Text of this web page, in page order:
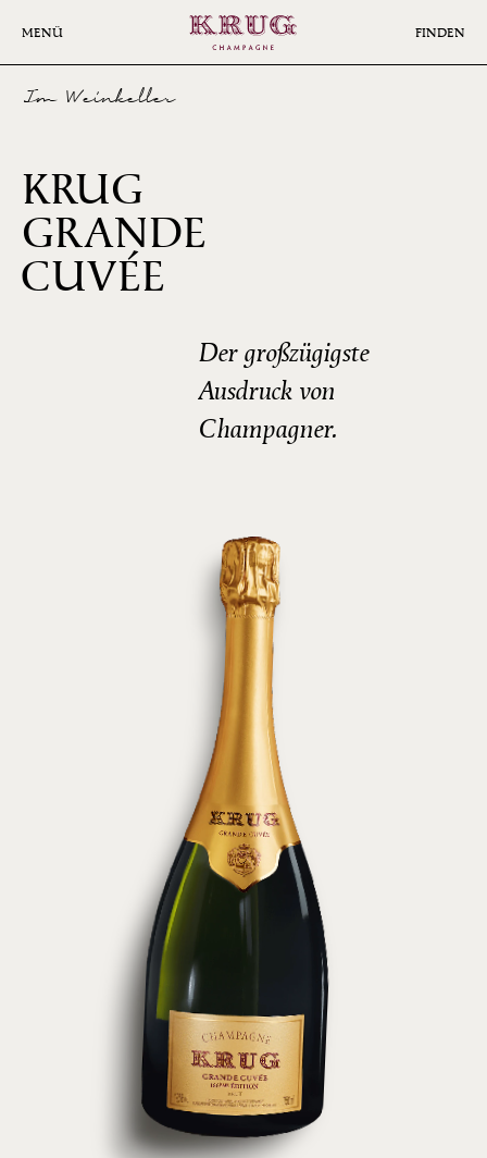
MENÜ FINDEN
Im Weinkeller
KRUG
GRANDE
CUVÉE
Der großzügigste
Ausdruck von
Champagner.